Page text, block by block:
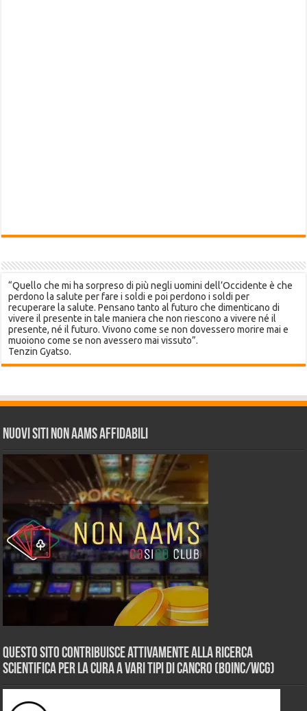
“Quello che mi ha sorpreso di più negli uomini dell’Occidente è che
perdono la salute per fare i soldi e poi perdono i soldi per
recuperare la salute. Pensano tanto al futuro che dimenticano di
vivere il presente in tale maniera che non riescono a vivere né il
presente, né il futuro. Vivono come se non dovessero morire mai e
muoiono come se non avessero mai vissuto”.
Tenzin Gyatso.
Nuovi siti non AAMS affidabili
Questo sito contribuisce attivamente alla ricerca
scientifica per la cura a vari tipi di Cancro (BOINC/WCG)